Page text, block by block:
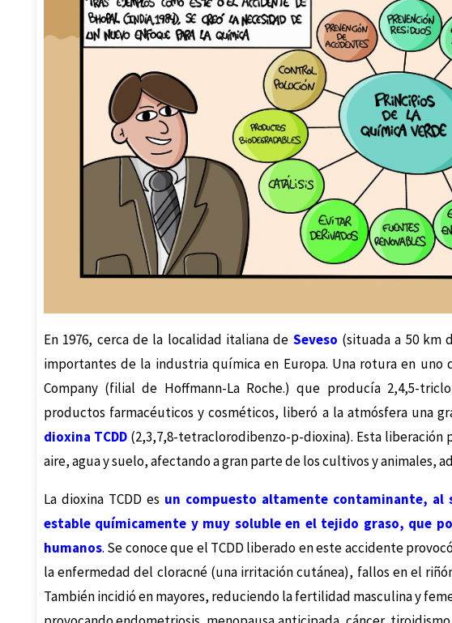
En 1976, cerca de la localidad italiana de Seveso (situada a 50 km
importantes de la industria química en Europa. Una rotura en uno
Company (filial de Hoffmann-La Roche.) que producía 2,4,5-
productos farmacéuticos y cosméticos, liberó a la atmósfera una
dioxina TCDD(2,3,7,8-tetraclorodibenzo-p-dioxina). Esta liberación
aire, agua y suelo, afectando a gran parte de los cultivos y animales,
La dioxina TCDD es un compuesto altamente contaminante,
estable químicamente y muy soluble en el tejido graso, que
humanos. Se conoce que el TCDD liberado en este accidente
la enfermedad del cloracné (una irritación cutánea), fallos en el
También incidió en mayores, reduciendo la fertilidad masculina y